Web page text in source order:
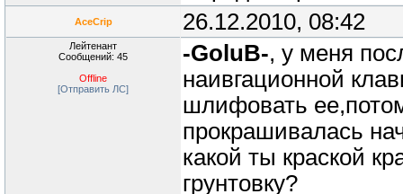
AceCrip 26.12.2010, 08:42
Лейтенант
Сообщений: 45
Offline
[Отправить ЛС]
-GoluB-, у меня
наивгационной
шлифовать
прокрашивалась
какой ты краской
грунтовку?